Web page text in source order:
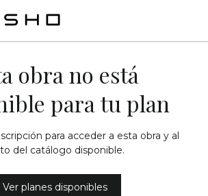
obra no está
para tu plan
para acceder a esta obra y al
del catálogo disponible.
Ver planes disponibles